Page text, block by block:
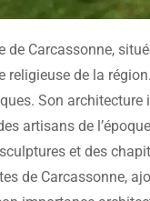
Carcassonne,
religieuse de la
Son architecture
artisans de
et des
de Carcassonne,